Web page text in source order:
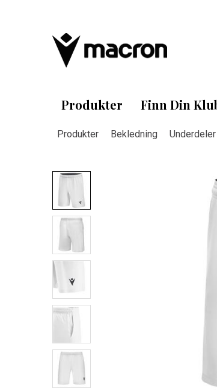
Produkter Finn Din
Produkter Bekledning Underdeler